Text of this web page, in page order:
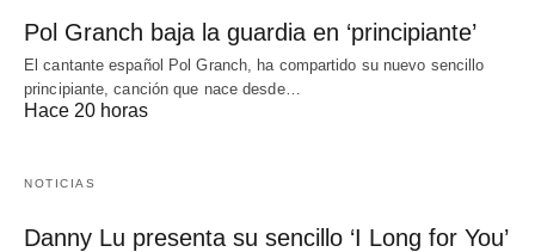
Pol Granch baja la guardia en ‘principiante’
El cantante español Pol Granch, ha compartido su nuevo sencillo
principiante, canción que nace desde…
Hace 20 horas
NOTICIAS
Danny Lu presenta su sencillo ‘I Long for You’